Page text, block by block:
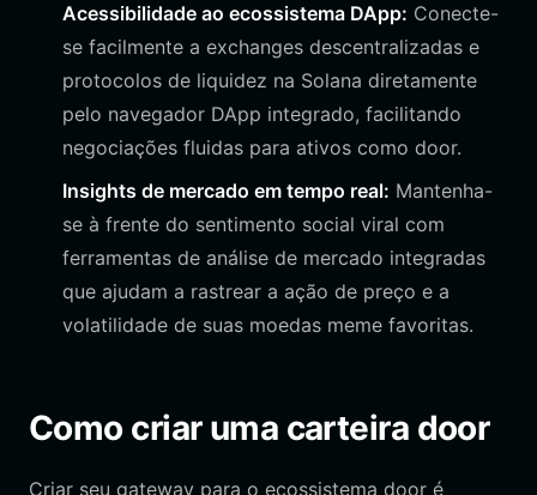
Acessibilidade ao ecossistema DApp: Conecte-
se facilmente a exchanges descentralizadas e
protocolos de liquidez na Solana diretamente
pelo navegador DApp integrado, facilitando
negociações fluidas para ativos como door.
Insights de mercado em tempo real: Mantenha-
se à frente do sentimento social viral com
ferramentas de análise de mercado integradas
que ajudam a rastrear a ação de preço e a
volatilidade de suas moedas meme favoritas.
Como criar uma carteira door
Criar seu gateway para o ecossistema door é